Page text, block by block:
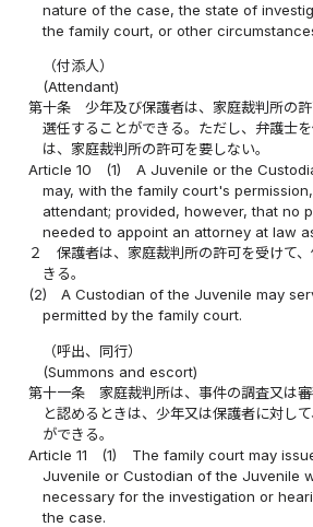
nature of the case, the state of
the family court, or other
（付添人）
(Attendant)
第十条
少年及び保護者は、家庭裁判所の
選任することができる。ただし、弁護士
は、家庭裁判所の許可を要しない。
Article 10
(1)
A Juvenile or the
may, with the family court's
attendant; provided, however, that no
needed to appoint an attorney at law
２
保護者は、家庭裁判所の許可を受けて
きる。
(2)
A Custodian of the Juvenile may
permitted by the family court.
（呼出、同行）
(Summons and escort)
第十一条
家庭裁判所は、事件の調査又は
と認めるときは、少年又は保護者に対し
ができる。
Article 11
(1)
The family court may
Juvenile or Custodian of the Juvenile
necessary for the investigation or
the case.